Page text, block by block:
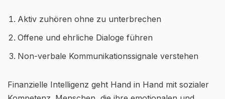
Aktiv zuhören ohne zu unterbrechen
Offene und ehrliche Dialoge führen
Non-verbale Kommunikationssignale verstehen
Finanzielle Intelligenz geht Hand in Hand mit sozialer